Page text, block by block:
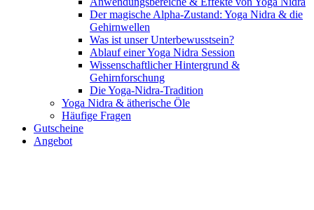
Der magische Alpha-Zustand: Yoga Nidra & die
Gehirnwellen
Was ist unser Unterbewusstsein?
Ablauf einer Yoga Nidra Session
Wissenschaftlicher Hintergrund &
Gehirnforschung
Die Yoga-Nidra-Tradition
Yoga Nidra & ätherische Öle
Häufige Fragen
Gutscheine
Angebot